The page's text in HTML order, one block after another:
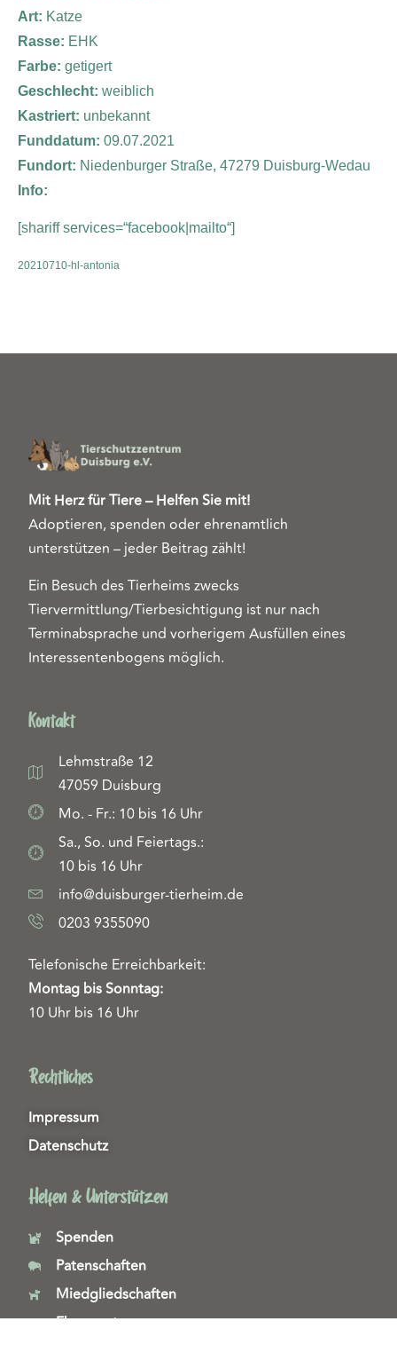
Art: Katze
Rasse: EHK
Farbe: getigert
Geschlecht: weiblich
Kastriert: unbekannt
Funddatum: 09.07.2021
Fundort: Niedenburger Straße, 47279 Duisburg-Wedau
Info:
[shariff services=“facebook|mailto“]
20210710-hl-antonia
Mit Herz für Tiere – Helfen Sie mit!
Adoptieren, spenden oder ehrenamtlich
unterstützen – jeder Beitrag zählt!
Ein Besuch des Tierheims zwecks
Tiervermittlung/Tierbesichtigung ist nur nach
Terminabsprache und vorherigem Ausfüllen eines
Interessentenbogens möglich.
Kontakt
Lehmstraße 12
47059 Duisburg
Mo. - Fr.: 10 bis 16 Uhr
Sa., So. und Feiertags.:
10 bis 16 Uhr
info@duisburger-tierheim.de
0203 9355090
Telefonische Erreichbarkeit:
Montag bis Sonntag:
10 Uhr bis 16 Uhr
Rechtliches
Impressum
Datenschutz
Helfen & Unterstützen
Spenden
Patenschaften
Miedgliedschaften
Ehrenamt